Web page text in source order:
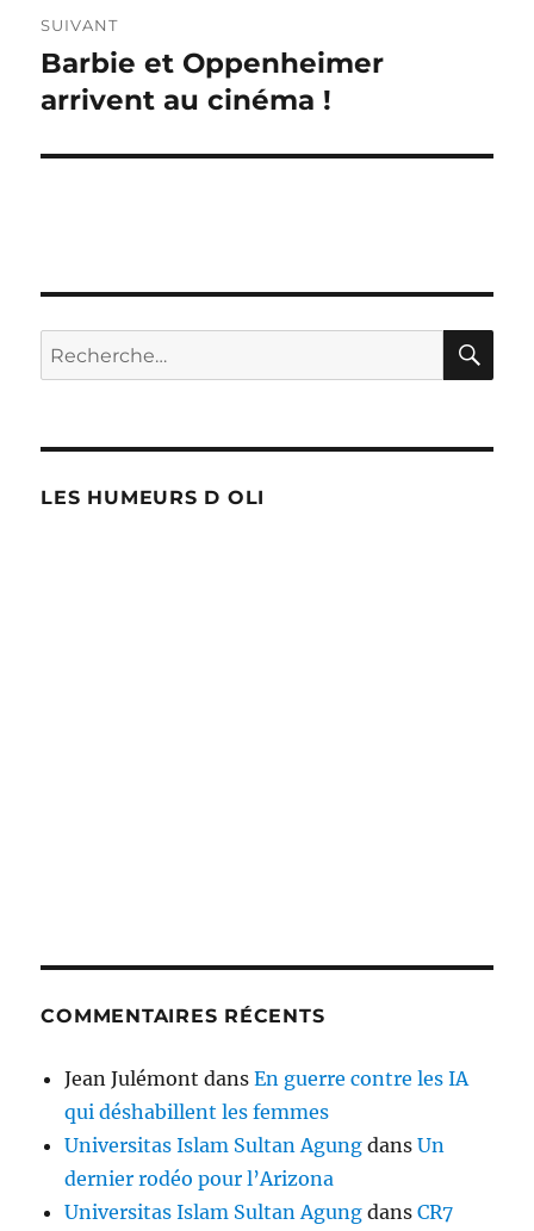
SUIVANT
Publication
suivante :
Barbie et Oppenheimer
arrivent au cinéma !
Recherche
pour :
LES HUMEURS D OLI
COMMENTAIRES RÉCENTS
Jean Julémont dansEn guerre contre les IA
qui déshabillent les femmes
Universitas Islam Sultan Agung dansUn
dernier rodéo pour l’Arizona
Universitas Islam Sultan Agung dansCR7